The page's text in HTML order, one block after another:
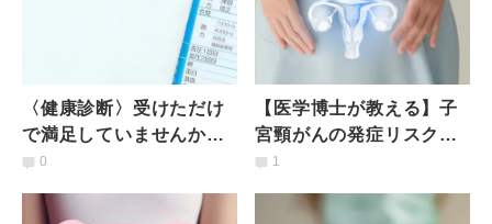
〈健康診断〉受けただけ
で満足していませんか？
薬剤師が教える、年代
検査項目
0
【医学博士が教える】子
宮頸がんの発症リスクを
抑える可能性のある「最
1